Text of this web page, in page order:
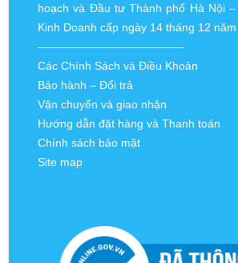
hoạch và Đầu tư Thành phố Hà Nội
Kinh Doanh cấp ngày 14 tháng 12 năm
—————————————
Các Chính Sách và Điều Khoản
Bảo hành – Đổi trả
Vận chuyển và giao nhận
Hướng dẫn đặt hàng và Thanh toán
Chính sách bảo mật
Site map